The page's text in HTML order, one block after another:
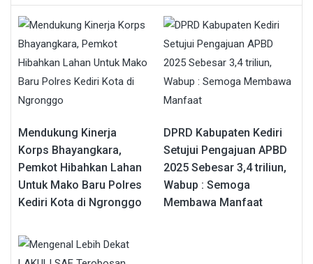
Mendukung Kinerja
Korps Bhayangkara,
Pemkot Hibahkan Lahan
Untuk Mako Baru Polres
Kediri Kota di Ngronggo
DPRD Kabupaten Kediri
Setujui Pengajuan APBD
2025 Sebesar 3,4 triliun,
Wabup : Semoga
Membawa Manfaat